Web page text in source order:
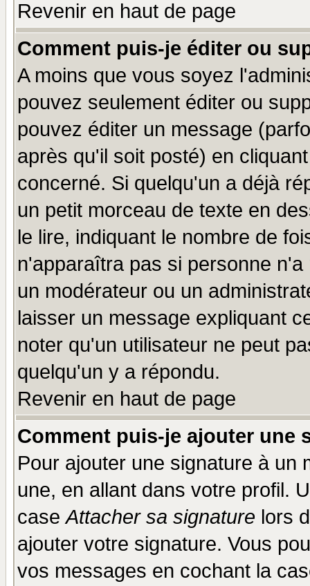
Revenir en haut de page
Comment puis-je éditer ou
A moins que vous soyez
pouvez seulement éditer ou
pouvez éditer un message
après qu'il soit posté) en
concerné. Si quelqu'un a déjà
un petit morceau de texte en
le lire, indiquant le nombre de
n'apparaîtra pas si personne
un modérateur ou un
laisser un message expliquant
noter qu'un utilisateur ne peut
quelqu'un y a répondu.
Revenir en haut de page
Comment puis-je ajouter une
Pour ajouter une signature à un
une, en allant dans votre profil.
caseAttacher sa signature lors
ajouter votre signature. Vous
vos messages en cochant la